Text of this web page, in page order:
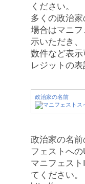
ください。
多くの政治
場合はマニ
示いただき、
数件など表
レジットの表
政治家の名前
政治家の名
フェストへの
マニフェス
てください。